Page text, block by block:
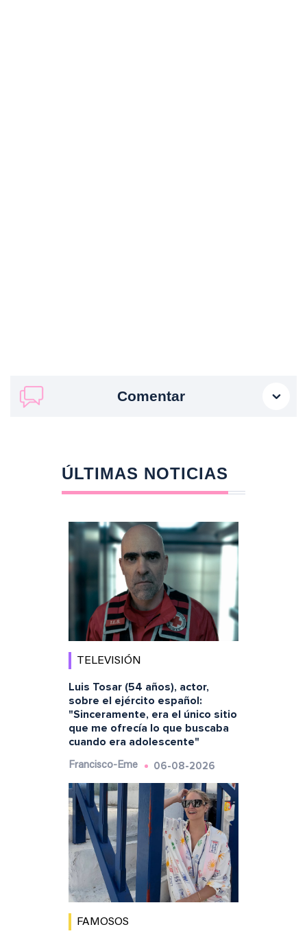
Comentar
ÚLTIMAS NOTICIAS
TELEVISIÓN
Luis Tosar (54 años), actor,
sobre el ejército español:
"Sinceramente, era el único sitio
que me ofrecía lo que buscaba
cuando era adolescente"
Francisco-Eme 06-08-2026
FAMOSOS